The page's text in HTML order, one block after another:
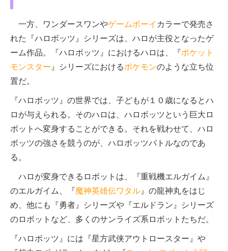
一方、ワンダースワンやゲームボーイ カラーで発売さ
れた『ハロボッツ』シリーズは、ハロが主役となったゲ
ーム作品。『ハロボッツ』におけるハロは、『ポケット
モンスター 』シリーズにおけるポケモンのような立ち位
置だ。
『ハロボッツ』の世界では、子どもが１０歳になるとハ
ロが与えられる。そのハロは、ハロボッツという巨大ロ
ボットへ変身することができる。それを戦わせて、ハロ
ボッツの強さを競うのが、ハロボッツバトルなのであ
る。
ハロが変身できるロボットは、『重戦機エルガイム』
のエルガイム、『魔神英雄伝ワタル 』の龍神丸をはじ
め、他にも『勇者』シリーズや『エルドラン』シリーズ
のロボットなど、多くのサンライズ系ロボットたちだ。
『ハロボッツ』には『星方武侠アウトロースター』や